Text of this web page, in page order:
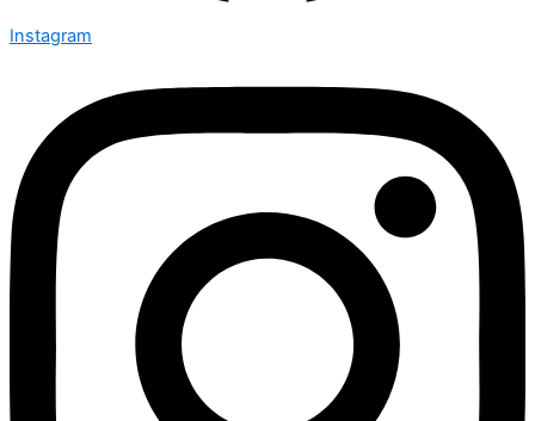
Instagram